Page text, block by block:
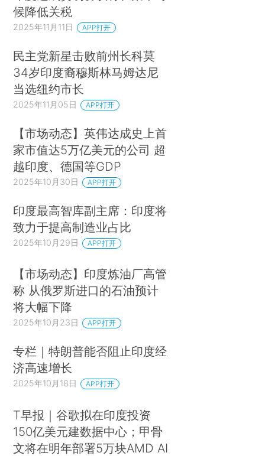
候降低关税
2025年11月11日 APP打开
民主党新星击败前州长科莫
34岁印度裔穆斯林马姆达尼
当选纽约市长
2025年11月05日 APP打开
【市场动态】英伟达成史上首
家市值达5万亿美元的公司 超
越印度、德国等GDP
2025年10月30日 APP打开
印度最高智库副主席：印度将
致力于提高制造业占比
2025年10月29日 APP打开
【市场动态】印度炼油厂高管
称 从俄罗斯进口的石油预计
将大幅下降
2025年10月23日 APP打开
专栏｜特朗普能否阻止印度经
济高速增长
2025年10月18日 APP打开
T早报｜谷歌拟在印度投资
150亿美元建数据中心；甲骨
文将在明年部署5万块AMD AI